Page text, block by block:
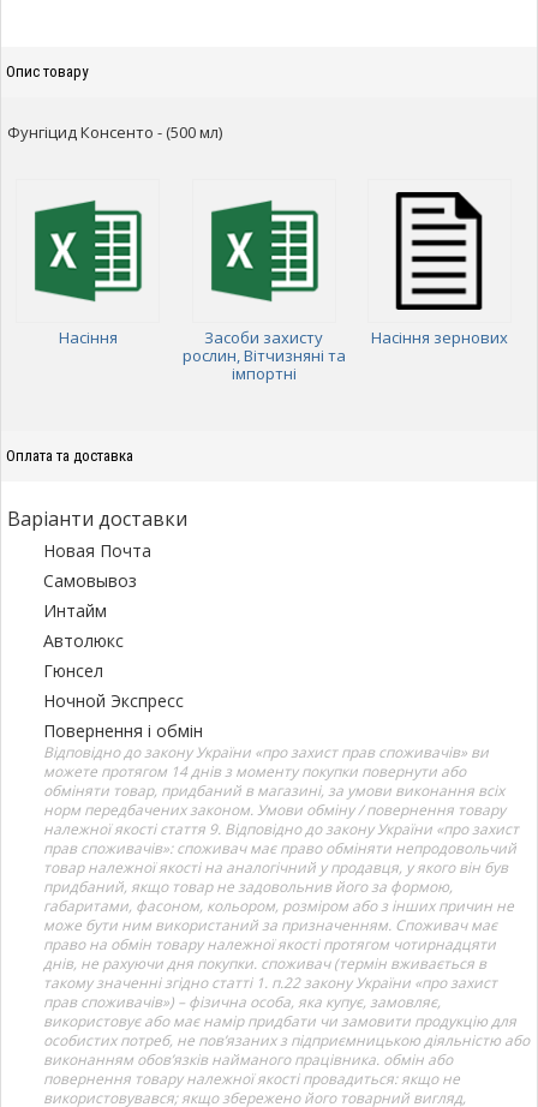
Опис товару
Фунгіцид Консенто - (500 мл)
Насіння
Засоби захисту
рослин, Вітчизняні та
імпортні
Насіння зернових
Оплата та доставка
Варіанти доставки
Новая Почта
Самовывоз
Интайм
Автолюкс
Гюнсел
Ночной Экспресс
Повернення і обмін
Відповідно до закону України «про захист прав споживачів» ви
можете протягом 14 днів з моменту покупки повернути або
обміняти товар, придбаний в магазині, за умови виконання всіх
норм передбачених законом. Умови обміну / повернення товару
належної якості стаття 9. Відповідно до закону України «про захист
прав споживачів»: споживач має право обміняти непродовольчий
товар належної якості на аналогічний у продавця, у якого він був
придбаний, якщо товар не задовольнив його за формою,
габаритами, фасоном, кольором, розміром або з інших причин не
може бути ним використаний за призначенням. Споживач має
право на обмін товару належної якості протягом чотирнадцяти
днів, не рахуючи дня покупки. споживач (термін вживається в
такому значенні згідно статті 1. п.22 закону України «про захист
прав споживачів») – фізична особа, яка купує, замовляє,
використовує або має намір придбати чи замовити продукцію для
особистих потреб, не пов’язаних з підприємницькою діяльністю або
виконанням обов’язків найманого працівника. обмін або
повернення товару належної якості провадиться: якщо не
використовувався; якщо збережено його товарний вигляд,